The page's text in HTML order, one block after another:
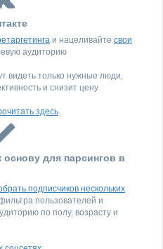
и нацеливайте свои
аудиторию
видеть только нужные люди,
и снизит цену
здесь.
для парсингов в
подписчиков нескольких
пользователей и
по полу, возрасту и